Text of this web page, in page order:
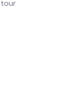
tour